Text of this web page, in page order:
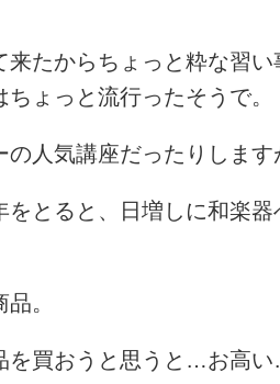
来たからちょっと粋な習
ょっと流行ったそうで。
人気講座だったりします
とると、日増しに和楽
。
を買おうと思うと…お高い